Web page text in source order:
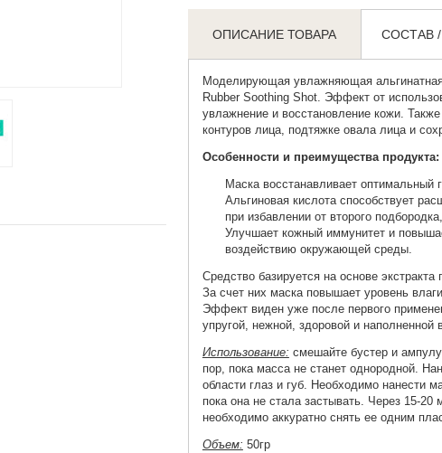
ОПИСАНИЕ ТОВАРА СОСТАВ
Моделирующая увлажняющая
Rubber Soothing Shot. Эффект от
увлажнение и восстановление кожи.
контуров лица, подтяжке овала лица и
Особенности и преимущества продукта:
Маска восстанавливает оптимальный
Альгиновая кислота способствует
при избавлении от второго
Улучшает кожный иммунитет и
воздействию окружающей среды.
Средство базируется на основе экстракта
За счет них маска повышает уровень
Эффект виден уже после первого
упругой, нежной, здоровой и наполненной
Использование: смешайте бустер и
пор, пока масса не станет однородной.
области глаз и губ. Необходимо нанести
пока она не стала застывать. Через 15-20
необходимо аккуратно снять ее одним
Объем: 50гр